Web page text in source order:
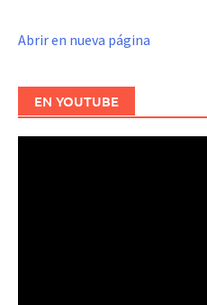
Abrir en nueva página
EN YOUTUBE